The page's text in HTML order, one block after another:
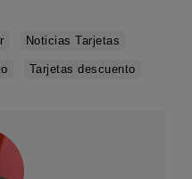
Noticias Tarjetas
Tarjetas descuento